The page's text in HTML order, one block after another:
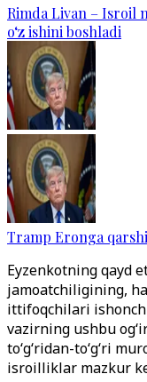
Rimda Livan – Isroil
o‘z ishini boshladi
Tramp Eronga
Eyzenkotning qayd
jamoatchiligining,
ittifoqchilari
vazirning ushbu
to‘g‘ridan-to‘g‘ri
isroilliklar mazkur